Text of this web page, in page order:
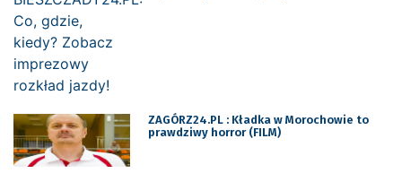
ZAGÓRZ24.PL : Kładka w Morochowie to
prawdziwy horror (FILM)